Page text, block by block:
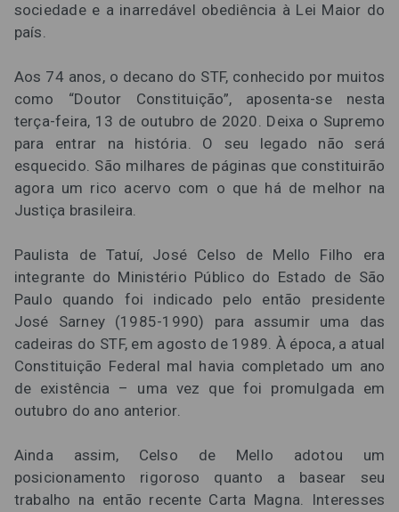
sociedade e a inarredável obediência à Lei Maior do
país.
Aos 74 anos, o decano do STF, conhecido por muitos
como “Doutor Constituição”, aposenta-se nesta
terça-feira, 13 de outubro de 2020. Deixa o Supremo
para entrar na história. O seu legado não será
esquecido. São milhares de páginas que constituirão
agora um rico acervo com o que há de melhor na
Justiça brasileira.
Paulista de Tatuí, José Celso de Mello Filho era
integrante do Ministério Público do Estado de São
Paulo quando foi indicado pelo então presidente
José Sarney (1985-1990) para assumir uma das
cadeiras do STF, em agosto de 1989. À época, a atual
Constituição Federal mal havia completado um ano
de existência – uma vez que foi promulgada em
outubro do ano anterior.
Ainda assim, Celso de Mello adotou um
posicionamento rigoroso quanto a basear seu
trabalho na então recente Carta Magna. Interesses